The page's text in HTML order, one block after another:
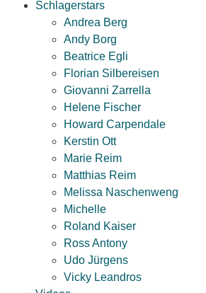
Schlagerstars
Andrea Berg
Andy Borg
Beatrice Egli
Florian Silbereisen
Giovanni Zarrella
Helene Fischer
Howard Carpendale
Kerstin Ott
Marie Reim
Matthias Reim
Melissa Naschenweng
Michelle
Roland Kaiser
Ross Antony
Udo Jürgens
Vicky Leandros